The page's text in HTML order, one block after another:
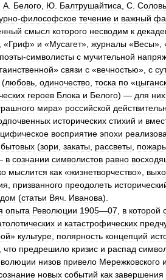
А Белого Ю Балтрушайтиса С
-философское течение и важный
смысл которого несводим к
«Гриф» и «Мусагет», журналы «Весы»,
поэты-символисты с мучительной
» связи с «вечностью», с
(любовь одиночество тоска по «
героев Блока и Белого) — для них
мира» российской
исторических стихий и
восприятие эпохи
бытовых (зори закаты рассветы
в сознании символистов равно
мыслится как «жизнетворчество»,
призванного преодолеть
(статьи Вяч Иванова).
опыта Революции 1905—07 в которой
и катастрофических
» культуре полярность концепций
что предрешило кризис и распад
низов привело Мережковского и
новых событий как завершения